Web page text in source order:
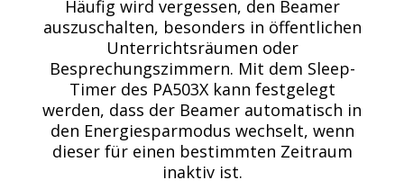
Häufig wird vergessen, den Beamer
auszuschalten, besonders in öffentlichen
Unterrichtsräumen oder
Besprechungszimmern. Mit dem Sleep-
Timer des PA503X kann festgelegt
werden, dass der Beamer automatisch in
den Energiesparmodus wechselt, wenn
dieser für einen bestimmten Zeitraum
inaktiv ist.